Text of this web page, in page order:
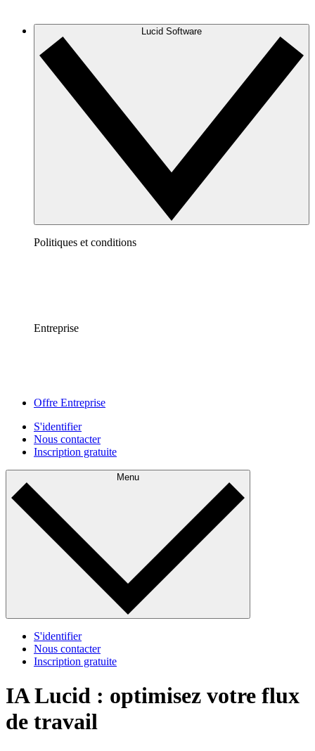
Lucid Software
Politiques et conditions
Entreprise
Offre Entreprise
S'identifier
Nous contacter
Inscription gratuite
Menu
S'identifier
Nous contacter
Inscription gratuite
IA Lucid : optimisez votre flux
de travail